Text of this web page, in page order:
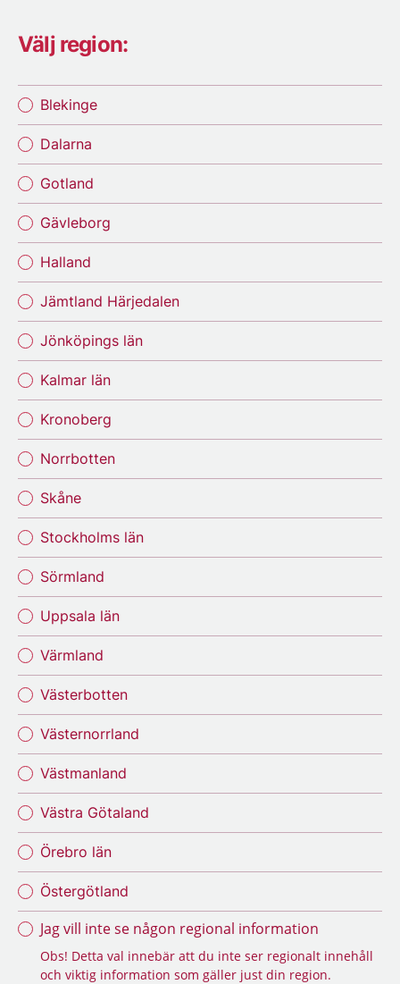
Välj region:
Blekinge
Dalarna
Gotland
Gävleborg
Halland
Jämtland Härjedalen
Jönköpings län
Kalmar län
Kronoberg
Norrbotten
Skåne
Stockholms län
Sörmland
Uppsala län
Värmland
Västerbotten
Västernorrland
Västmanland
Västra Götaland
Örebro län
Östergötland
Jag vill inte se någon regional information
Obs! Detta val innebär att du inte ser regionalt innehåll
och viktig information som gäller just din region.